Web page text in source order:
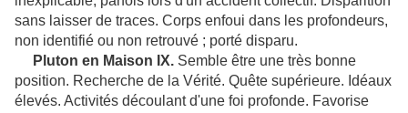
sans laisser de traces. Corps enfoui dans les profondeurs,
non identifié ou non retrouvé ; porté disparu.
Pluton en Maison IX. Semble être une très bonne
position. Recherche de la Vérité. Quête supérieure. Idéaux
élevés. Activités découlant d'une foi profonde. Favorise